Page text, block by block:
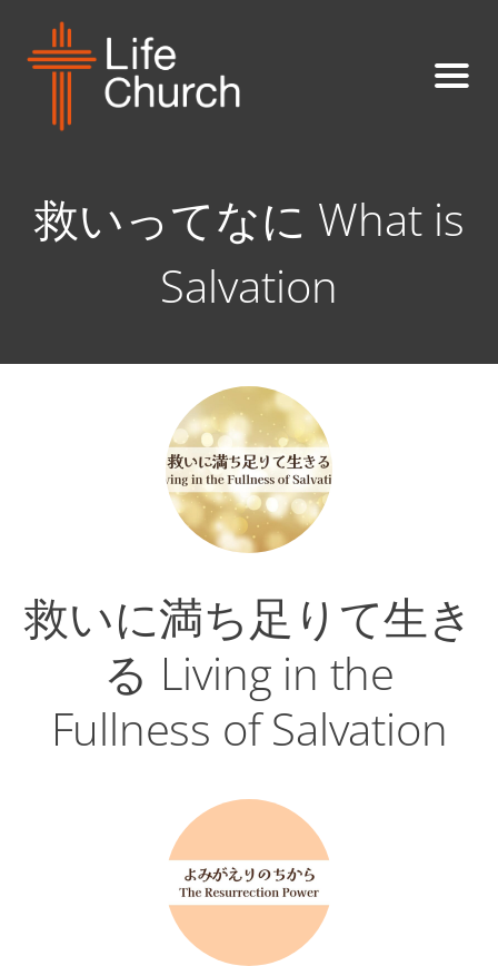
救いってなに What is
Salvation
救いに満ち足りて生き
る Living in the
Fullness of Salvation